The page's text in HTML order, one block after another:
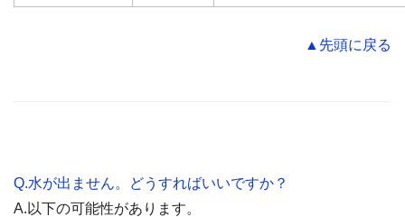
▲先頭に戻る
Q.水が出ません。どうすればいいですか？
A.以下の可能性があります。